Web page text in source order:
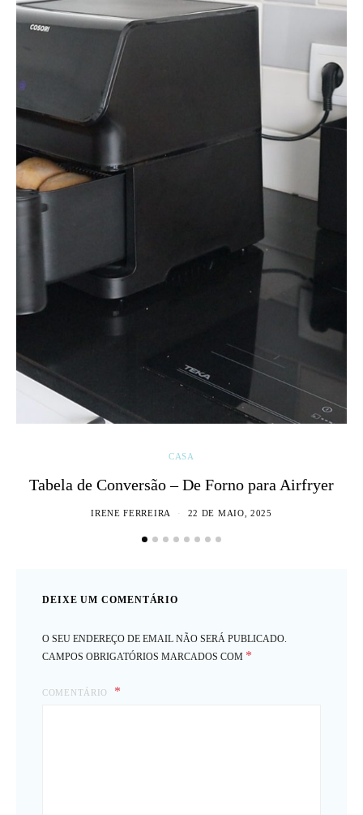
CASA
Tabela de Conversão – De Forno para Airfryer
IRENE FERREIRA 22 DE MAIO, 2025
DEIXE UM COMENTÁRIO
O SEU ENDEREÇO DE EMAIL NÃO SERÁ PUBLICADO.
CAMPOS OBRIGATÓRIOS MARCADOS COM *
COMENTÁRIO